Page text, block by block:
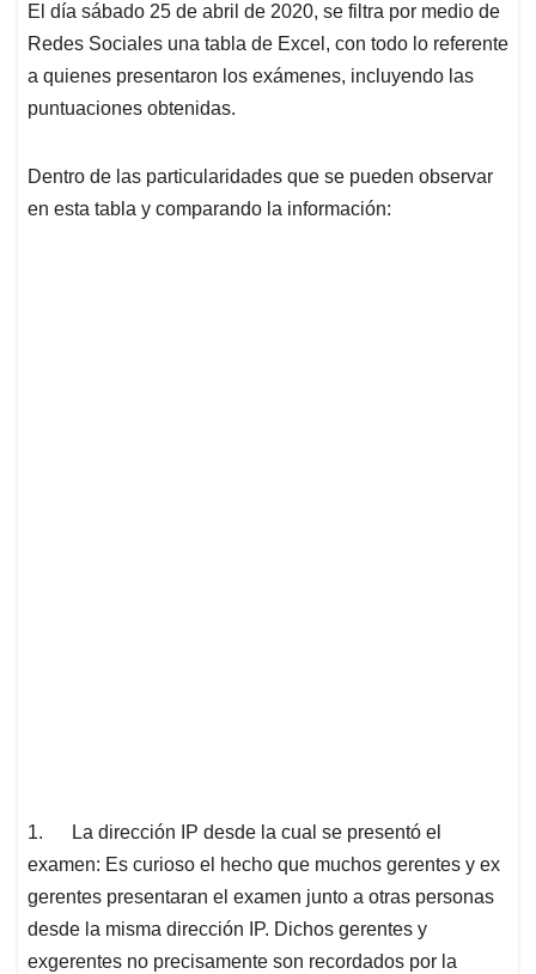
El día sábado 25 de abril de 2020, se filtra por medio de
Redes Sociales una tabla de Excel, con todo lo referente
a quienes presentaron los exámenes, incluyendo las
puntuaciones obtenidas.
Dentro de las particularidades que se pueden observar
en esta tabla y comparando la información:
1.
La dirección IP desde la cual se presentó el
examen: Es curioso el hecho que muchos gerentes y ex
gerentes presentaran el examen junto a otras personas
desde la misma dirección IP. Dichos gerentes y
exgerentes no precisamente son recordados por la